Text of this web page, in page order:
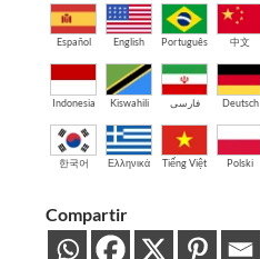
Español English Português 中文
Indonesia Kiswahili فارسی Deutsch
한국어 Ελληνικά Tiếng Việt Polski
Compartir